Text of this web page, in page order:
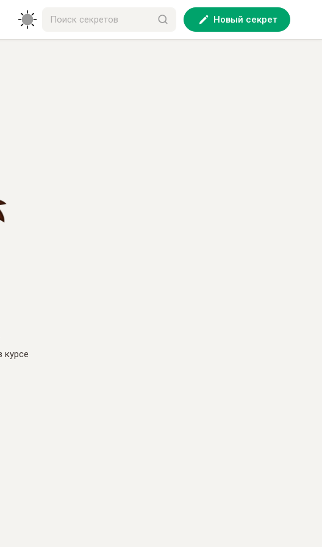
Новый секрет
курсе